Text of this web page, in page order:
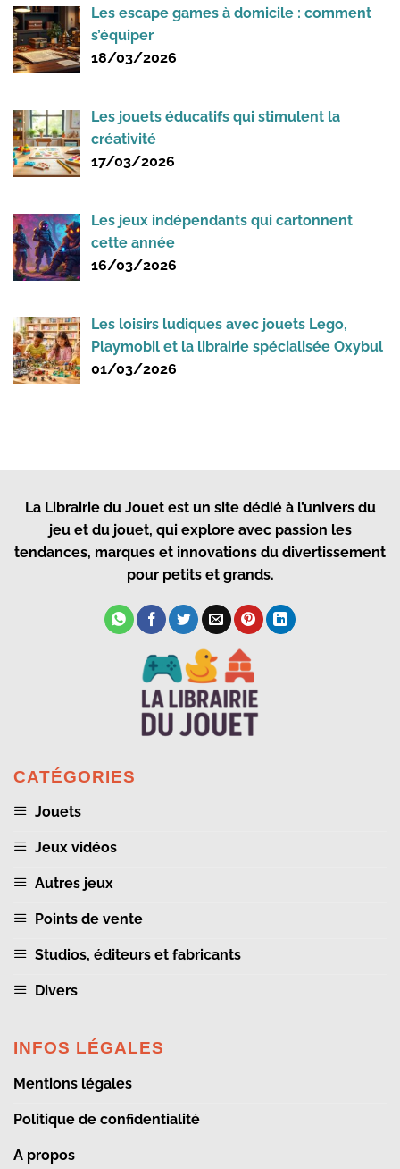
Les escape games à domicile : comment
s’équiper
18/03/2026
Les jouets éducatifs qui stimulent la
créativité
17/03/2026
Les jeux indépendants qui cartonnent
cette année
16/03/2026
Les loisirs ludiques avec jouets Lego,
Playmobil et la librairie spécialisée Oxybul
01/03/2026
La Librairie du Jouetest un site dédié à l’univers du
jeu et du jouet, qui explore avec passion les
tendances, marques et innovations du divertissement
pour petits et grands.
CATÉGORIES
Jouets
Jeux vidéos
Autres jeux
Points de vente
Studios, éditeurs et fabricants
Divers
INFOS LÉGALES
Mentions légales
Politique de confidentialité
A propos